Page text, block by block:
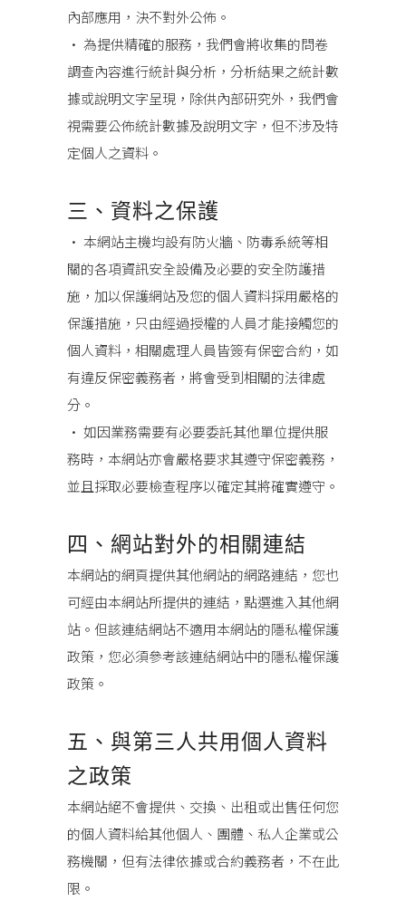
內部應用，決不對外公佈。
• 為提供精確的服務，我們會將收集的問卷
調查內容進行統計與分析，分析結果之統計數
據或說明文字呈現，除供內部研究外，我們會
視需要公佈統計數據及說明文字，但不涉及特
定個人之資料。
三、資料之保護
• 本網站主機均設有防火牆、防毒系統等相
關的各項資訊安全設備及必要的安全防護措
施，加以保護網站及您的個人資料採用嚴格的
保護措施，只由經過授權的人員才能接觸您的
個人資料，相關處理人員皆簽有保密合約，如
有違反保密義務者，將會受到相關的法律處
分。
• 如因業務需要有必要委託其他單位提供服
務時，本網站亦會嚴格要求其遵守保密義務，
並且採取必要檢查程序以確定其將確實遵守。
四、網站對外的相關連結
本網站的網頁提供其他網站的網路連結，您也
可經由本網站所提供的連結，點選進入其他網
站。但該連結網站不適用本網站的隱私權保護
政策，您必須參考該連結網站中的隱私權保護
政策。
五、與第三人共用個人資料
之政策
本網站絕不會提供、交換、出租或出售任何您
的個人資料給其他個人、團體、私人企業或公
務機關，但有法律依據或合約義務者，不在此
限。